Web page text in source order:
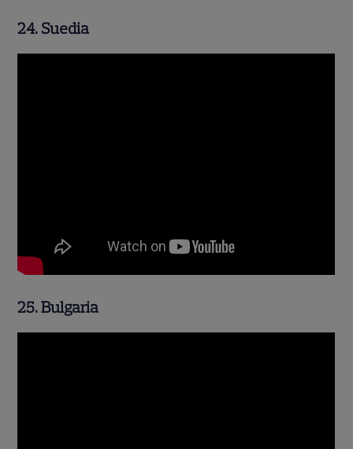
24. Suedia
25. Bulgaria